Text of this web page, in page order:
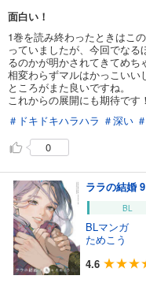
面白い！
1巻を読み終わったときはこ
っていましたが、今回でな
るのかが明かされてきてめち
相変わらずマルはかっこい
ところがまた良いですね。
これからの展開にも期待です！
＃ドキドキハラハラ ＃深い
0
ララの結婚
BL
BLマンガ
ためこう
4.6